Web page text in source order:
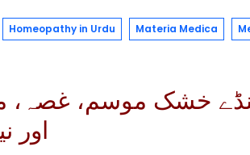
Homeopathy in Urdu Materia Medica
خشک موسم، غصہ،
اور